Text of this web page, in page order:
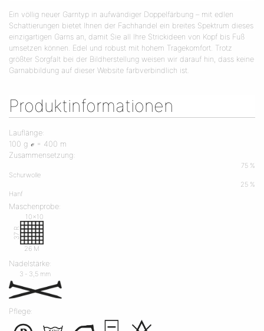
Ein völlig neuer Garntyp in aufwändiger Doppelfärbung – mit edlen
Schattierungen bietet Ihnen der Fachhandel ein breites Spektrum dieses
einzigartigen Garns an, damit Sie all Ihre Strickideen von Kopf bis Fuß
umsetzen können. Edel und robust mit hohem Tragekomfort. Trotz
größter Sorgfalt bei der Bildherstellung weisen wir darauf hin, dass keine
Garnabbildung auf dieser Website farbverbindlich ist.
Produktinformationen
Lauflänge:
100 g ℯ = 400 m
Zusammensetzung:
75 %
Schurwolle
25 %
Hanf
Maschenprobe:
10x10
37 R
26 M
Nadelstärke:
3 ‐ 3,5 mm
Pflege: